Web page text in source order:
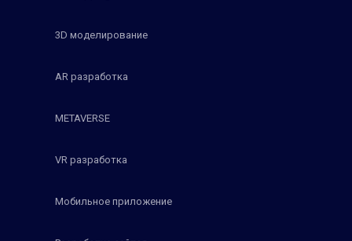
3D моделирование
AR разработка
METAVERSE
VR разработка
Мобильное приложение